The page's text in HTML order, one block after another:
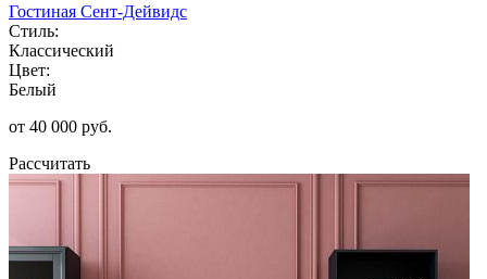
Гостиная Сент-Дейвидс
Стиль:
Классический
Цвет:
Белый
от 40 000 руб.
Рассчитать